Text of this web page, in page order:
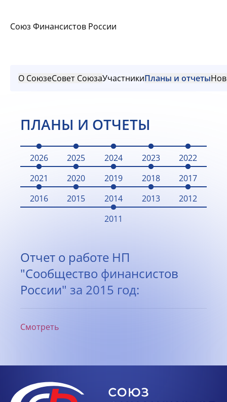
Союз Финансистов России
О СоюзеСовет СоюзаУчастникиПланы и отчеты
ПЛАНЫ И ОТЧЕТЫ
2026 2025 2024 2023
2022
2021
2020 2019 2018
2017
2016
2015 2014 2013
2012
2011
Отчет о работе НП
"Сообщество финансистов
России" за 2015 год:
Смотреть